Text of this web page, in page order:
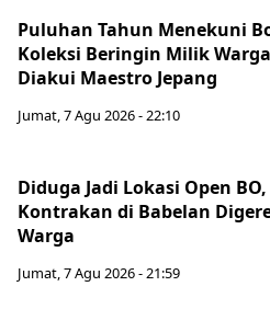
Puluhan Tahun Menekuni
Koleksi Beringin Milik
Diakui Maestro Jepang
Jumat, 7 Agu 2026 - 22:10
Diduga Jadi Lokasi Open BO,
Kontrakan di Babelan
Warga
Jumat, 7 Agu 2026 - 21:59